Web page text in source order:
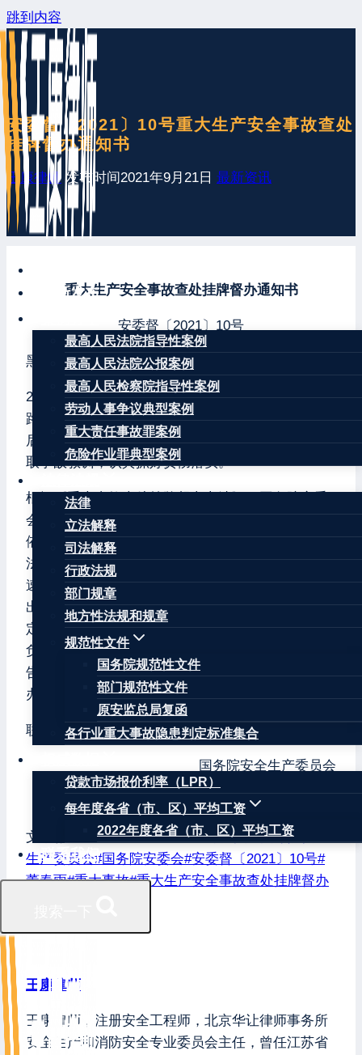
跳到内容
最新发布
最高人民法院指导性案例
最高人民法院公报案例
最高人民检察院指导性案例
劳动人事争议典型案例
重大责任事故罪案例
危险作业罪典型案例
法律
立法解释
司法解释
行政法规
部门规章
地方性法规和规章
规范性文件
国务院规范性文件
部门规范性文件
原安监总局复函
各行业重大事故隐患判定标准集合
贷款市场报价利率（LPR）
每年度各省（市、区）平均工资
2022年度各省（市、区）平均工资
联系我们
安委督〔2021〕10号重大生产安全事故查处
挂牌督办通知书
王康律师 发布时间2021年9月21日 最新资讯
重大生产安全事故查处挂牌督办通知书
安委督〔2021〕10号
黑龙江省人民政府：
2021年9月4日，黑龙江省七台河市发生一起重大道
路交通事故，造成15人死亡、1人受伤。事故发生
后，国务院领导同志作出重要批示。你省要深刻汲
取事故教训，认真抓好贯彻落实。
根据《重大事故查处挂牌督办办法》，国务院安委
会决定对该起重大事故查处实行挂牌督办。你省要
依照《生产安全事故报告和调查处理条例》等有关
法律法规及规章规定，抓紧组织开展事故调查，迅
速查明事故原因，严格按事故调查规定要求研究提
出处理意见。事故结案前，要将事故调查报告（未
定稿）报国务院安委会办公室审核同意后，由你省
负责批复结案并向社会公布。结案后，事故调查报
告和事故处理决定落实情况要及时报国务院安委会
办公室备案。
联系人及电话：董春雨，010-64463983。
国务院安全生产委员会
2021年9月13日
文章标签：#010-64463983#七台河市#国务院安全
生产委员会#国务院安委会#安委督〔2021〕10号#
董春雨#重大事故#重大生产安全事故查处挂牌督办
王康律师
王康律师，注册安全工程师，北京华让律师事务所
安全生产和消防安全专业委员会主任，曾任江苏省